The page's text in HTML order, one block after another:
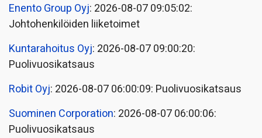
Enento Group Oyj: 2026-08-07 09:05:02:
Johtohenkilöiden liiketoimet
Kuntarahoitus Oyj: 2026-08-07 09:00:20:
Puolivuosikatsaus
Robit Oyj: 2026-08-07 06:00:09: Puolivuosikatsaus
Suominen Corporation: 2026-08-07 06:00:06:
Puolivuosikatsaus